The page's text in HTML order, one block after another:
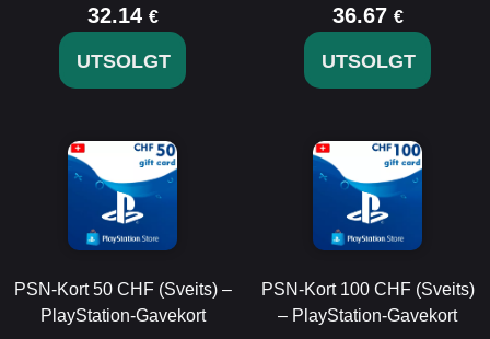
32.14 €
UTSOLGT
36.67 €
UTSOLGT
PSN-Kort 50 CHF (Sveits) –
PlayStation-Gavekort
PSN-Kort 100 CHF (Sveits)
– PlayStation-Gavekort